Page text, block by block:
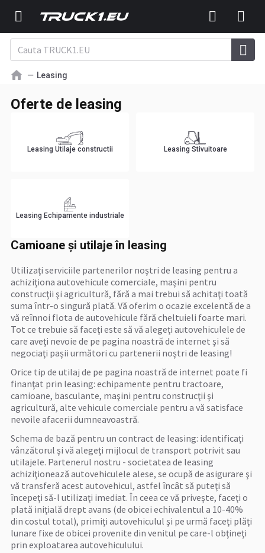
Leasing
Oferte de leasing
Leasing Utilaje constructii Leasing Stivuitoare
Leasing Echipamente industriale
Camioane și utilaje în leasing
Utilizaţi serviciile partenerilor noştri de leasing pentru a
achiziţiona autovehicule comerciale, maşini pentru
construcţii şi agricultură, fără a mai trebui să achitaţi toată
suma într-o singură plată. Vă oferim o ocazie excelentă de a
vă reînnoi flota de autovehicule fără cheltuieli foarte mari.
Tot ce trebuie să faceţi este să vă alegeţi autovehiculele de
care aveţi nevoie de pe pagina noastră de internet şi să
negociaţi paşii următori cu partenerii noştri de leasing!
Orice tip de utilaj de pe pagina noastră de internet poate fi
finanţat prin leasing: echipamente pentru tractoare,
camioane, basculante, maşini pentru construcţii şi
agricultură, alte vehicule comerciale pentru a vă satisface
nevoile afacerii dumneavoastră.
Schema de bază pentru un contract de leasing: identificaţi
vânzătorul şi vă alegeţi mijlocul de transport potrivit sau
utilajele. Partenerul nostru - societatea de leasing
achiziţionează autovehiculele alese, se ocupă de asigurare şi
vă transferă acest autovehicul, astfel încât să puteţi să
începeţi să-l utilizaţi imediat. În ceea ce vă priveşte, faceţi o
plată iniţială drept avans (de obicei echivalentul a 10-40%
din costul total), primiţi autovehiculul şi pe urmă faceţi plăţi
lunare fixe de obicei provenite din venitul pe care-l obţineţi
prin exploatarea autovehiculului.